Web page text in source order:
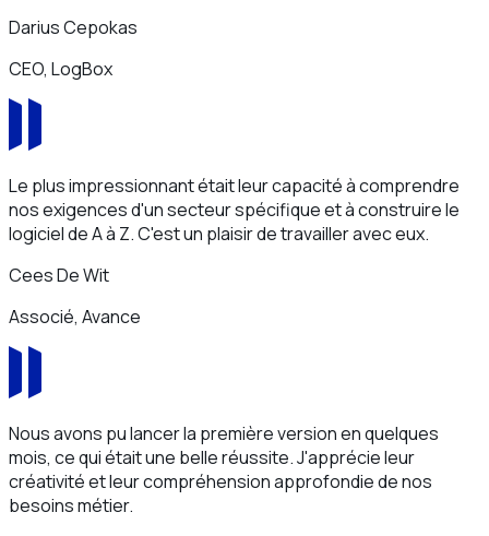
Darius Cepokas
CEO, LogBox
Le plus impressionnant était leur capacité à comprendre
nos exigences d'un secteur spécifique et à construire le
logiciel de A à Z. C'est un plaisir de travailler avec eux.
Cees De Wit
Associé, Avance
Nous avons pu lancer la première version en quelques
mois, ce qui était une belle réussite. J'apprécie leur
créativité et leur compréhension approfondie de nos
besoins métier.